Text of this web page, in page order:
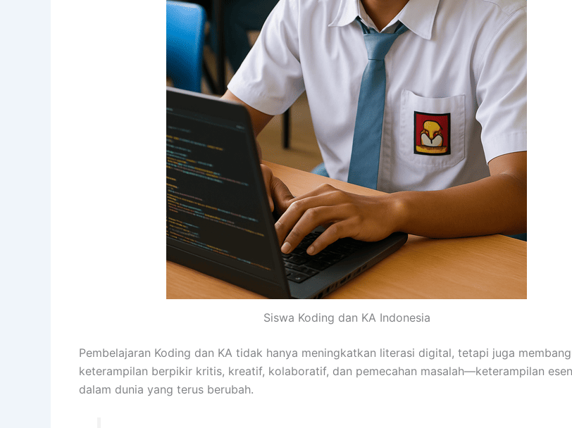
Siswa Koding dan KA Indonesia
Pembelajaran Koding dan KA tidak hanya meningkatkan literasi digital, tetapi juga
keterampilan berpikir kritis, kreatif, kolaboratif, dan pemecahan masalah—keterampilan
dalam dunia yang terus berubah.